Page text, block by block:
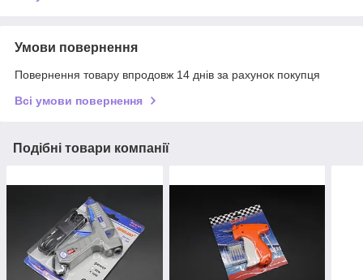
Умови повернення
Повернення товару впродовж 14 днів за рахунок покупця
Всі умови повернення
Подібні товари компанії